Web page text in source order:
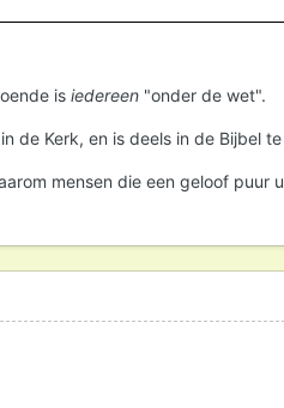
is iedereen "onder de wet".
de Kerk, en is deels in de Bijbel
mensen die een geloof puur